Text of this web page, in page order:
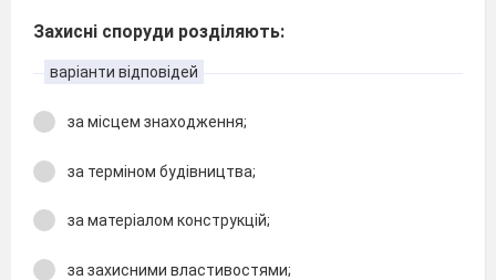
Захисні споруди розділяють:
варіанти відповідей
за місцем знаходження;
за терміном будівництва;
за матеріалом конструкцій;
за захисними властивостями;